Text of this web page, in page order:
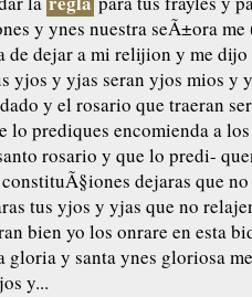
y ynes nuestra seÃ±ora
de dejar a mi relijion y me
yjos y yjas seran yjos mios y
y el rosario que traeran
lo prediques encomienda a
rosario y que lo predi-
dejaras que
tus yjos y yjas que no
bien yo los onrare en esta
gloria y santa ynes gloriosa
y...